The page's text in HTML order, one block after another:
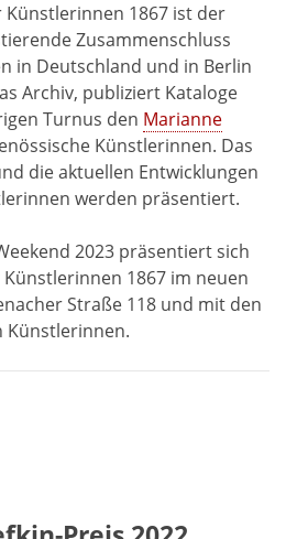
1867 ist der
Zusammenschluss
in Deutschland und in Berlin
Archiv, publiziert Kataloge
Turnus den Marianne
Künstlerinnen. Das
die aktuellen Entwicklungen
werden präsentiert.
2023 präsentiert sich
1867 im neuen
Straße 118 und mit den
Künstlerinnen.